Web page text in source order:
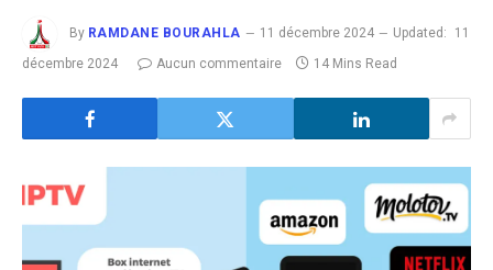
By RAMDANE BOURAHLA 11 décembre 2024 Updated:
11
décembre 2024
Aucun commentaire 14 Mins Read